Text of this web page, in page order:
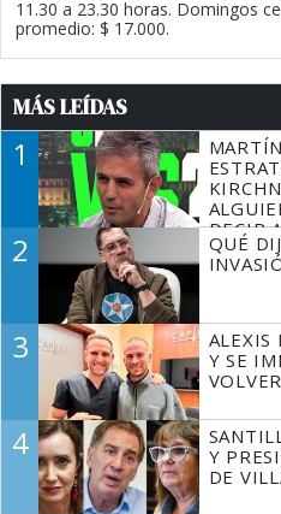
11.30 a 23.30 horas. Domingos
promedio: $ 17.000.
MÁS LEÍDAS
1
DECIR
TIENE
2
QUÉ
3
ALEXIS
Y SE
4
Y
DE